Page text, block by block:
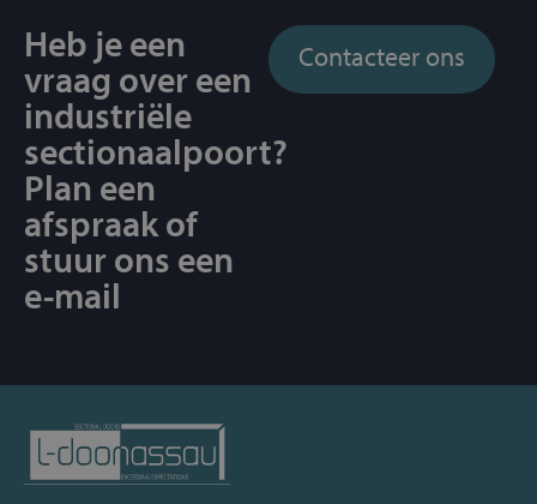
Heb je een
vraag over een
industriële
sectionaalpoort?
Plan een
afspraak of
stuur ons een
e-mail
Contacteer ons